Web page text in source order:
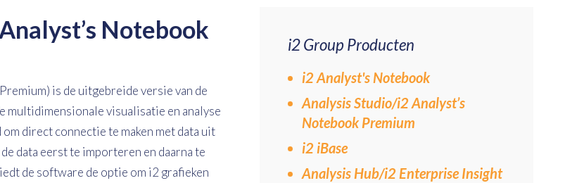
Notebook
is de uitgebreide versie van de
multidimensionale visualisatie en analyse
direct connectie te maken met data uit
data eerst te importeren en daarna te
de software de optie om i2 grafieken
i2 Group Producten
i2 Analyst's Notebook
Analysis Studio/i2 Analyst’s
Notebook Premium
i2 iBase
Analysis Hub/i2 Enterprise Insight